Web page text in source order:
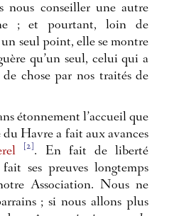
nous conseiller une autre
; et pourtant, loin de
seul point, elle se montre
qu’un seul, celui qui a
chose par nos traités de
étonnement l’accueil que
Havre a fait aux avances
[2] . En fait de liberté
ses preuves longtemps
Association. Nous ne
; si nous allons plus